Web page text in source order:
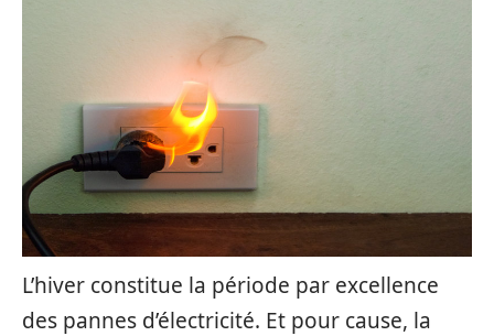
L’hiver constitue la période par excellence
des pannes d’électricité. Et pour cause, la